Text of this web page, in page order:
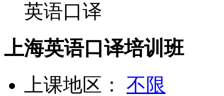
英语口译
上海英语口译培训班
上课地区： 不限